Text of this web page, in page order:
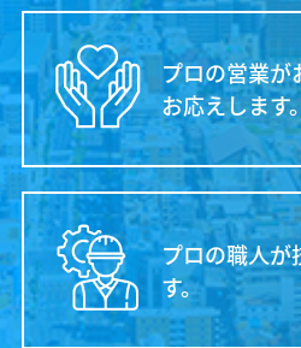
プロの営業が
お応えします。
プロの職人が
す。